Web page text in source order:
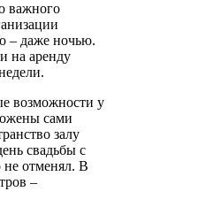
важного
– даже ночью.
на аренду
возможности у
сами
залу
свадьбы с
не отменял. В
–